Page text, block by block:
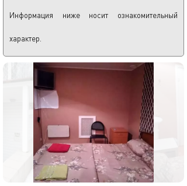
Информация ниже носит ознакомительный
характер.